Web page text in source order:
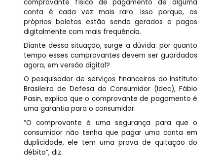
comprovante físico de pagamento de alguma
conta é cada vez mais raro. Isso porque, os
próprios boletos estão sendo gerados e pagos
digitalmente com mais frequência.
Diante dessa situação, surge a dúvida: por quanto
tempo esses comprovantes devem ser guardados
agora, em versão digital?
O pesquisador de serviços financeiros do Instituto
Brasileiro de Defesa do Consumidor (Idec), Fábio
Pasin, explica que o comprovante de pagamento é
uma garantia para o consumidor.
“O comprovante é uma segurança para que o
consumidor não tenha que pagar uma conta em
duplicidade, ele tem uma prova de quitação do
débito”, diz.